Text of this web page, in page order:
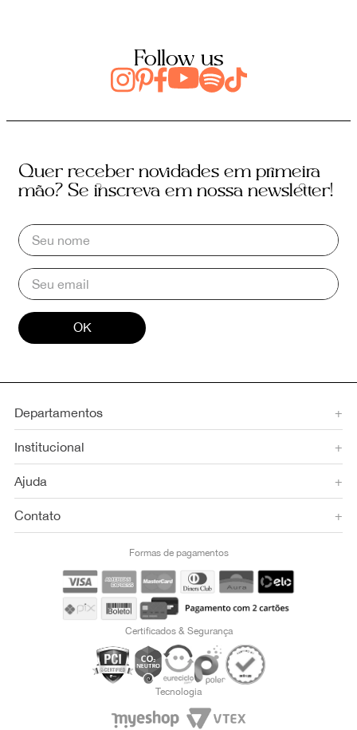
Follow us
Quer receber novidades em primeira
mão? Se inscreva em nossa newsletter!
OK
Departamentos +
Institucional +
Ajuda +
Contato +
Formas de pagamentos
Certificados & Segurança
Tecnologia